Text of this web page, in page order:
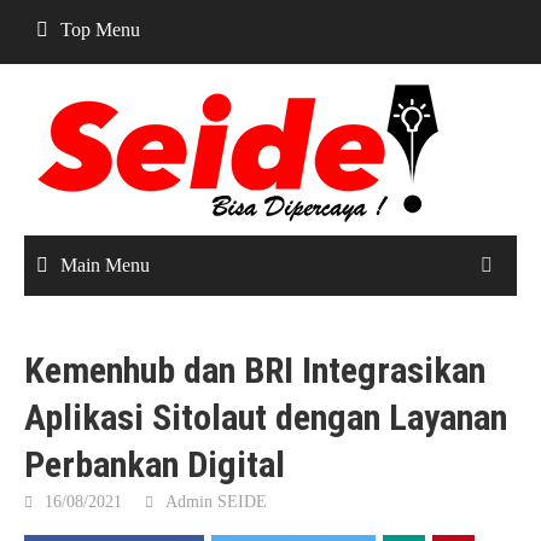
content
Top Menu
Main Menu
Kemenhub dan BRI Integrasikan
Aplikasi Sitolaut dengan Layanan
Perbankan Digital
16/08/2021 Admin SEIDE